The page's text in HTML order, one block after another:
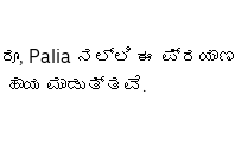
Palia ನಲ್ಲಿ ಈ ಪ್ರಯಾಣ
ಮಾಡುತ್ತವೆ.